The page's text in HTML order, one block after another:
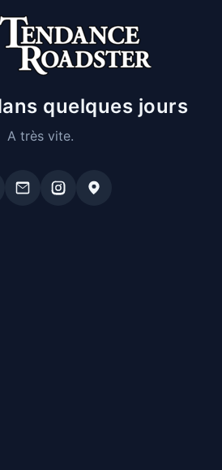
quelques jours
A très vite.